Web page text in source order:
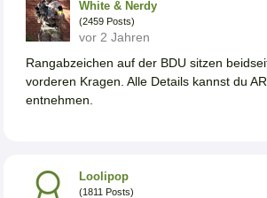
White & Nerdy
(2459 Posts)
vor 2 Jahren
Rangabzeichen auf der BDU sitzen
vorderen Kragen. Alle Details kannst du
entnehmen.
Loolipop
(1811 Posts)